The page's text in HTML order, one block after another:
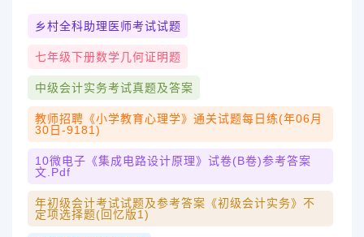
乡村全科助理医师考试试题
七年级下册数学几何证明题
中级会计实务考试真题及答案
教师招聘《小学教育心理学》通关试题每日练(年06月
30日-9181)
10微电子《集成电路设计原理》试卷(B卷)参考答案
文.pdf
年初级会计考试试题及参考答案《初级会计实务》不
定项选择题(回忆版1)